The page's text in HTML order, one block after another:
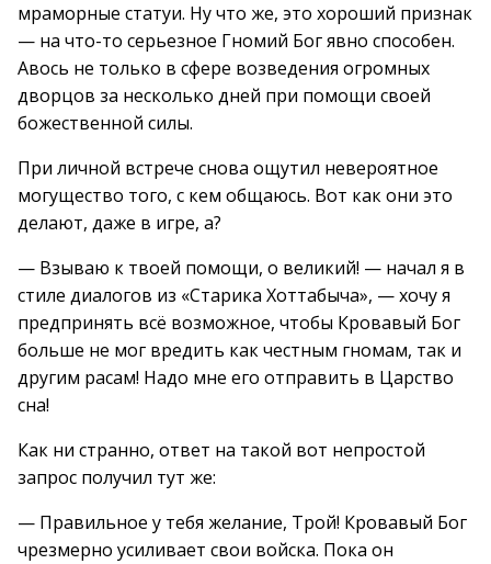
мраморные статуи. Ну что же, это хороший признак
— на что-то серьезное Гномий Бог явно способен.
Авось не только в сфере возведения огромных
дворцов за несколько дней при помощи своей
божественной силы.
При личной встрече снова ощутил невероятное
могущество того, с кем общаюсь. Вот как они это
делают, даже в игре, а?
— Взываю к твоей помощи, о великий! — начал я в
стиле диалогов из «Старика Хоттабыча», — хочу я
предпринять всё возможное, чтобы Кровавый Бог
больше не мог вредить как честным гномам, так и
другим расам! Надо мне его отправить в Царство
сна!
Как ни странно, ответ на такой вот непростой
запрос получил тут же:
— Правильное у тебя желание, Трой! Кровавый Бог
чрезмерно усиливает свои войска. Пока он